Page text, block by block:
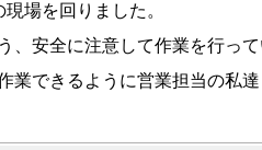
場を回りました。
、安全に注意して作業を行って
業できるように営業担当の私